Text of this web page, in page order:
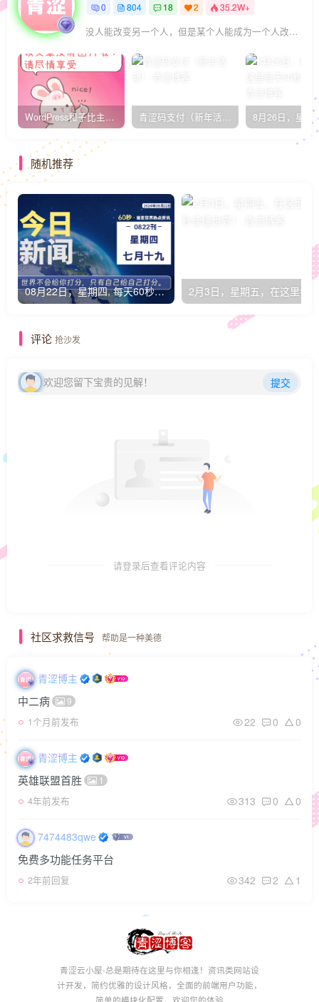
0 804 18 2 35.2W+
没人能改变另一个人，但是某个人能成为一个人改变的原因
WordPress和子比主题模板&网站美化方法教程-已更新到:23-01-8 青涩码支付（新年活动）
随机推荐
08月22日，星期四, 每天60秒读懂全世界！
评论 抢沙发
欢迎您留下宝贵的见解！ 提交
请登录后查看评论内容
社区求救信号 帮助是一种美德
青涩博主
中二病 9
1个月前发布 22 0 0
青涩博主
英雄联盟首胜 1
4年前发布 313 0 0
7474483qwe
免费多功能任务平台
2年前回复 342 2 1
青涩云小屋-总是期待在这里与你相逢！资讯类网站设
计开发，简约优雅的设计风格，全面的前端用户功能，